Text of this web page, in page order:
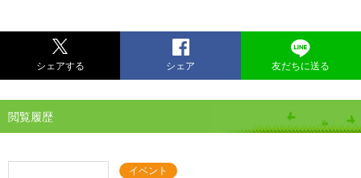
シェアする シェア 友だちに送る
閲覧履歴